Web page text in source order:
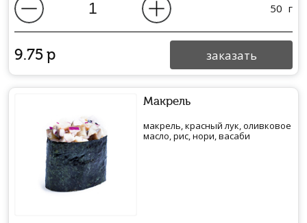
50 г
9.75р заказать
Макрель
макрель, красный лук, оливковое
масло, рис, нори, васаби